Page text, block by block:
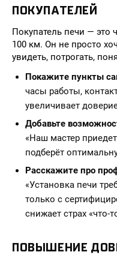
ПОКУПАТЕЛЕЙ
Покупатель печи — это
100 км. Он не просто
увидеть, потрогать,
Покажите пункты
часы работы,
увеличивает
Добавьте
«Наш мастер
подберёт
Расскажите про
«Установка печи
только с
снижает страх «что-
ПОВЫШЕНИЕ